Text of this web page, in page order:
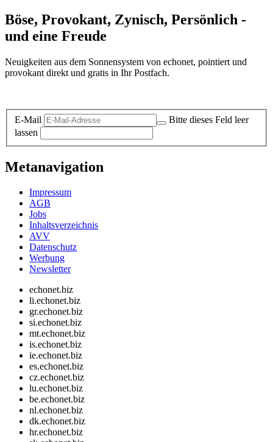
Böse, Provokant, Zynisch, Persönlich -
und eine Freude
Neuigkeiten aus dem Sonnensystem von echonet, pointiert und
provokant direkt und gratis in Ihr Postfach.
E-Mail
Bitte dieses Feld leer
lassen
Metanavigation
Impressum
AGB
Jobs
Inhaltsverzeichnis
AVV
Datenschutz
Werbung
Newsletter
echonet.biz
li.echonet.biz
gr.echonet.biz
si.echonet.biz
mt.echonet.biz
is.echonet.biz
ie.echonet.biz
es.echonet.biz
cz.echonet.biz
lu.echonet.biz
be.echonet.biz
nl.echonet.biz
dk.echonet.biz
hr.echonet.biz